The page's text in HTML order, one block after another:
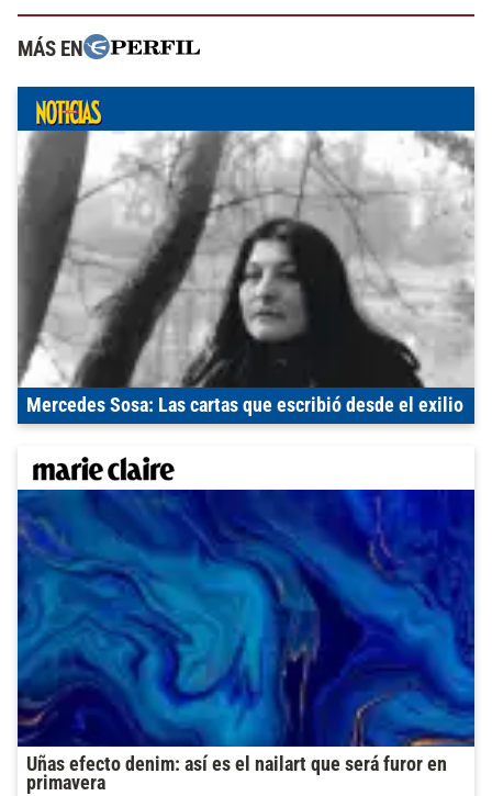
MÁS EN
Mercedes Sosa: Las cartas que escribió desde el exilio
Uñas efecto denim: así es el nailart que será furor en
primavera